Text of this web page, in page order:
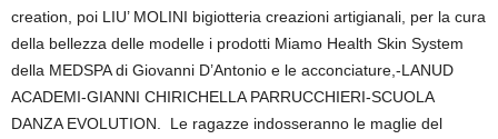
creation, poi LIU’ MOLINI bigiotteria creazioni artigianali, per la cura
della bellezza delle modelle i prodotti Miamo Health Skin System
della MEDSPA di Giovanni D’Antonio e le acconciature,-LANUD
ACADEMI-GIANNI CHIRICHELLA PARRUCCHIERI-SCUOLA
DANZA EVOLUTION. Le ragazze indosseranno le maglie del